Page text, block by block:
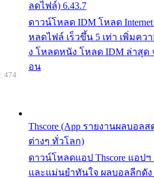
ลดไฟล์) 6.43.7
ดาวน์โหลด IDM โหลด Internet
หลดไฟล์ เร็วขึ้น 5 เท่า เพิ่มคว
ง โหลดหนัง โหลด IDM ล่าสุด
อน
Thscore (App รายงานผลบอ
ต่างๆ ทั่วโลก)
ดาวน์โหลดแอป Thscore แอป
และแม่นยำทันใจ ผลบอลลีกดั
474